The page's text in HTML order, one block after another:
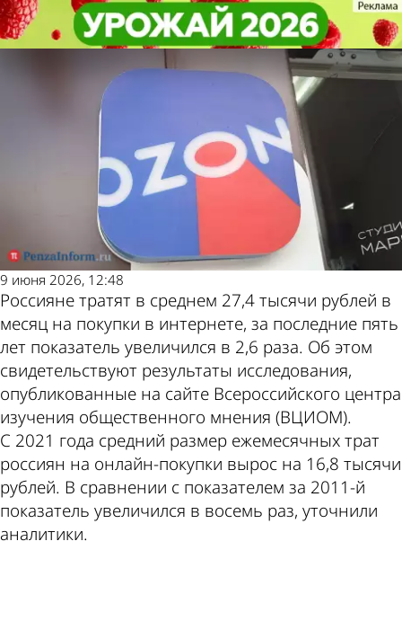
Раскрыты средние ежемесячные
траты россиян на онлайн-покупки
В стране и
мире
9 июня 2026, 12:48
Россияне тратят в среднем 27,4 тысячи рублей в
месяц на покупки в интернете, за последние пять
лет показатель увеличился в 2,6 раза. Об этом
свидетельствуют результаты исследования,
опубликованные на сайте Всероссийского центра
изучения общественного мнения (ВЦИОМ).
С 2021 года средний размер ежемесячных трат
россиян на онлайн-покупки вырос на 16,8 тысячи
рублей. В сравнении с показателем за 2011-й
показатель увеличился в восемь раз, уточнили
аналитики.
Раскрыты средние ежемесячные
траты россиян на онлайн-покупки
В стране и
мире
Другие новости по
теме
Погода и курсы
валют в Пензе